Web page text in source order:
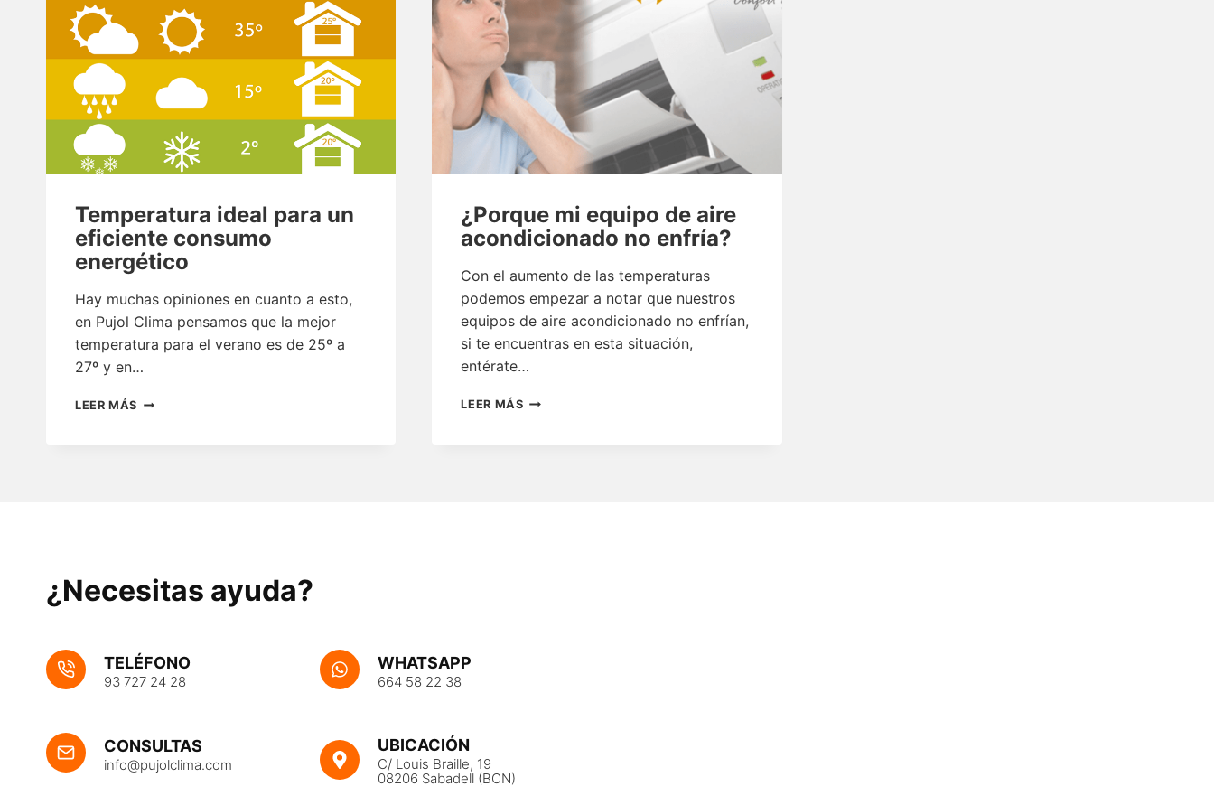
Temperatura ideal para un
eficiente consumo
energético
Hay muchas opiniones en cuanto a esto,
en Pujol Clima pensamos que la mejor
temperatura para el verano es de 25º a
27º y en…
LEER MÁS TEMPERATURA
¿Porque mi equipo de aire
acondicionado no enfría?
Con el aumento de las temperaturas
podemos empezar a notar que nuestros
equipos de aire acondicionado no enfrían,
si te encuentras en esta situación,
entérate…
LEER MÁS¿PORQUE
¿Necesitas ayuda?
TELÉFONO
93 727 24 28
WHATSAPP
664 58 22 38
CONSULTAS
info@pujolclima.com
UBICACIÓN
C/ Louis Braille, 19
08206 Sabadell (BCN)